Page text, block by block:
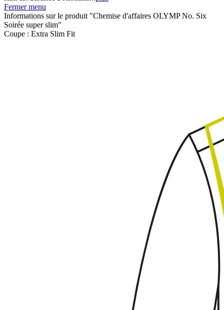
Fermer menu
Informations sur le produit "Chemise d'affaires OLYMP No. Six
Soirée super slim"
Coupe : Extra Slim Fit